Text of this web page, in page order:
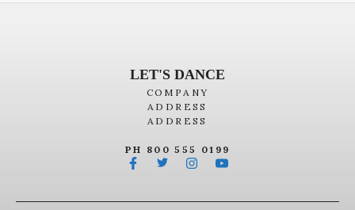
LET'S DANCE
COMPANY
ADDRESS
ADDRESS
PH 800 555 0199